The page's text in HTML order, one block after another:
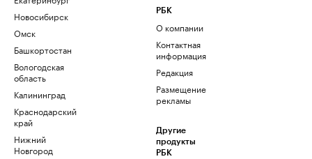
Новосибирск
Омск
Башкортостан
Вологодская
область
Калининград
Краснодарский
край
Нижний
Новгород
РБК
О компании
Контактная
информация
Редакция
Размещение
рекламы
Другие
продукты
РБК